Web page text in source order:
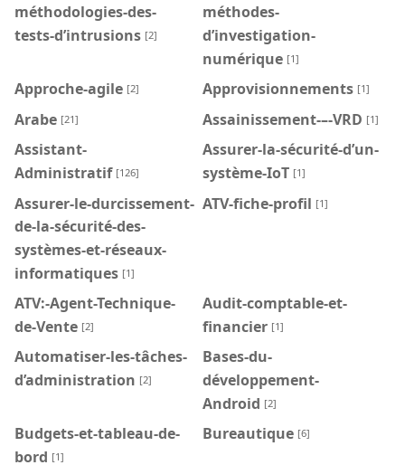
méthodologies-des-
tests-d’intrusions [2]
méthodes-
d’investigation-
numérique [1]
Approche-agile [2] Approvisionnements [1]
Arabe [21] Assainissement-–-VRD [1]
Assistant-
Administratif [126]
Assurer-la-sécurité-d’un-
système-IoT [1]
Assurer-le-durcissement-
de-la-sécurité-des-
systèmes-et-réseaux-
informatiques [1]
ATV-fiche-profil [1]
ATV:-Agent-Technique-
de-Vente [2]
Audit-comptable-et-
financier [1]
Automatiser-les-tâches-
d’administration [2]
Bases-du-
développement-
Android [2]
Budgets-et-tableau-de-
bord [1]
Bureautique [6]